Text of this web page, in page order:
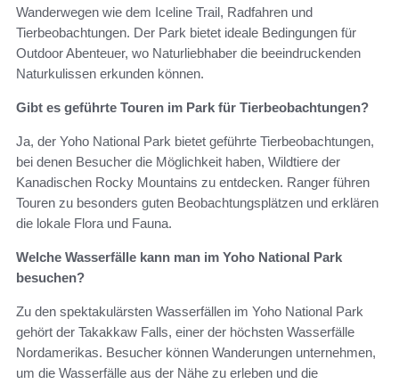
Wanderwegen wie dem Iceline Trail, Radfahren und
Tierbeobachtungen. Der Park bietet ideale Bedingungen für
Outdoor Abenteuer, wo Naturliebhaber die beeindruckenden
Naturkulissen erkunden können.
Gibt es geführte Touren im Park für Tierbeobachtungen?
Ja, der Yoho National Park bietet geführte Tierbeobachtungen,
bei denen Besucher die Möglichkeit haben, Wildtiere der
Kanadischen Rocky Mountains zu entdecken. Ranger führen
Touren zu besonders guten Beobachtungsplätzen und erklären
die lokale Flora und Fauna.
Welche Wasserfälle kann man im Yoho National Park
besuchen?
Zu den spektakulärsten Wasserfällen im Yoho National Park
gehört der Takakkaw Falls, einer der höchsten Wasserfälle
Nordamerikas. Besucher können Wanderungen unternehmen,
um die Wasserfälle aus der Nähe zu erleben und die